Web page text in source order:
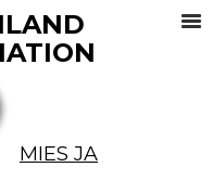
MIES JA